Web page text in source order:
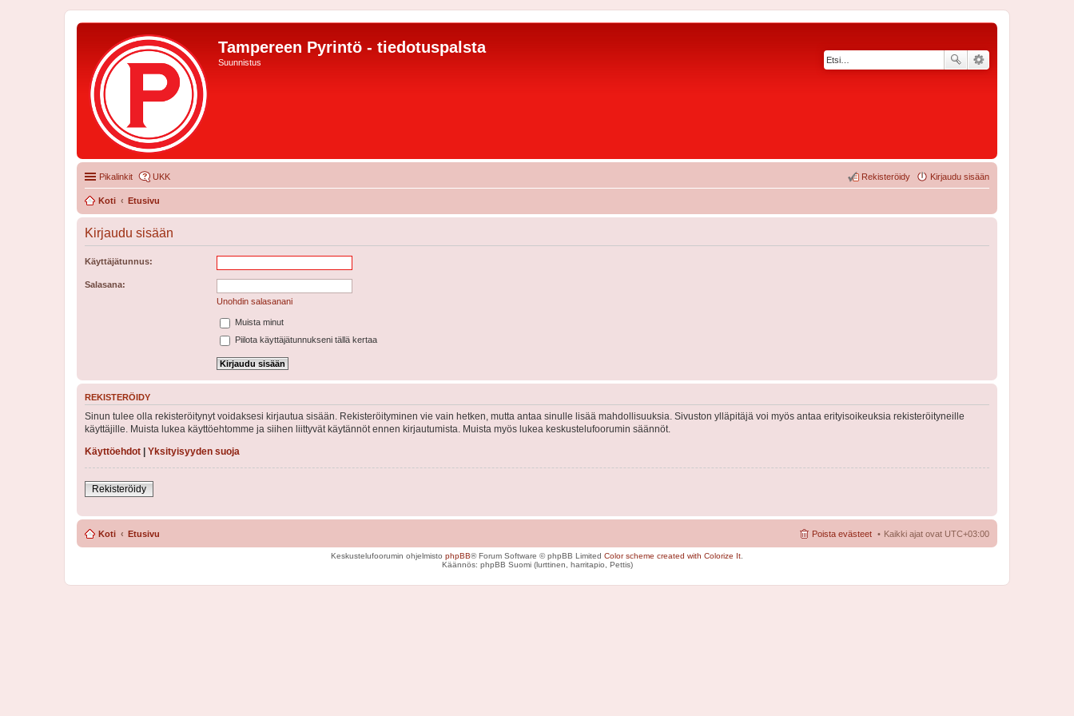
Tampereen Pyrintö - tiedotuspalsta
Suunnistus
Pikalinkit UKK Kirjaudu sisään
Rekisteröidy
Koti Etusivu
Kirjaudu sisään
Käyttäjätunnus:
Salasana:
Unohdin salasanani
Muista minut
Piilota käyttäjätunnukseni tällä kertaa
REKISTERÖIDY
Sinun tulee olla rekisteröitynyt voidaksesi kirjautua sisään. Rekisteröityminen vie vain hetken, mutta antaa sinulle lisää mahdollisuuksia. Sivuston ylläpitäjä voi myös antaa erityisoikeuksia rekisteröityneille
käyttäjille. Muista lukea käyttöehtomme ja siihen liittyvät käytännöt ennen kirjautumista. Muista myös lukea keskustelufoorumin säännöt.
Käyttöehdot | Yksityisyyden suoja
Rekisteröidy
Koti Etusivu Kaikki ajat ovat UTC+03:00
Poista evästeet
Keskustelufoorumin ohjelmisto phpBB® Forum Software © phpBB Limited Color scheme created with Colorize It
Käännös: phpBB Suomi (lurttinen, harritapio, Pettis)